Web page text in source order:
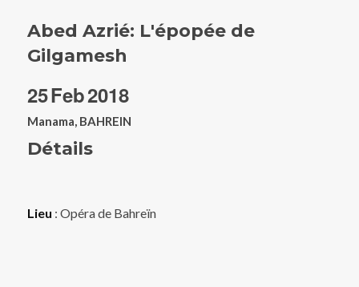
Abed Azrié: L'épopée de
Gilgamesh
25Feb2018
Manama, BAHREIN
Détails
Lieu : Opéra de Bahreïn